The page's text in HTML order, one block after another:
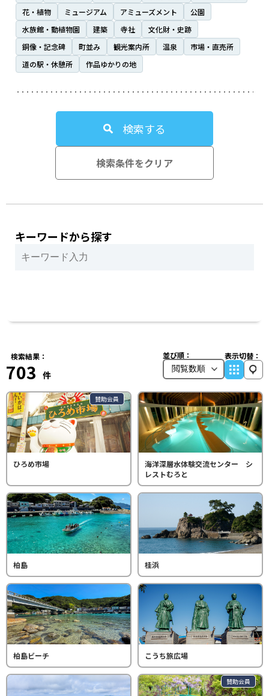
花・植物
ミュージアム アミューズメント
公園
水族館・動植物園
建築 寺社
文化財・史跡
銅像・記念碑
町並み 観光案内所 温泉
市場・直売所
道の駅・休憩所
作品ゆかりの地
検索条件をクリア
検索する
キーワードから探す
検索結果：
703 件
並び順： 表示切替：
賛助会員
ひろめ市場
海洋深層水体験交流センター シ
レストむろと
柏島 桂浜
柏島ビーチ こうち旅広場
賛助会員